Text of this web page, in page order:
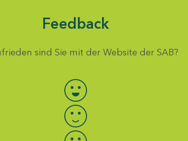
Feedback
sind Sie mit der Website der SAB?
Bewertung auswählen